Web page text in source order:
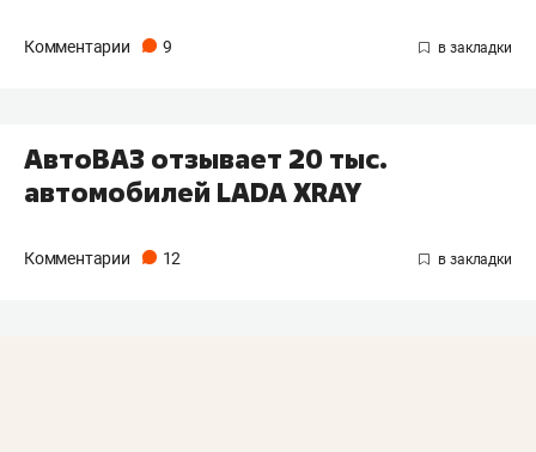
Комментарии 9
АвтоВАЗ отзывает 20 тыс.
автомобилей LADA XRAY
Комментарии 12